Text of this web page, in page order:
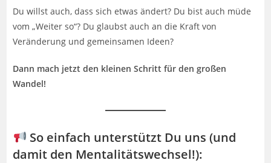
Du willst auch, dass sich etwas ändert? Du bist auch müde
vom „Weiter so“? Du glaubst auch an die Kraft von
Veränderung und gemeinsamen Ideen?
Dann mach jetzt den kleinen Schritt für den großen
Wandel!
So einfach unterstützt Du uns (und
damit den Mentalitätswechsel!):